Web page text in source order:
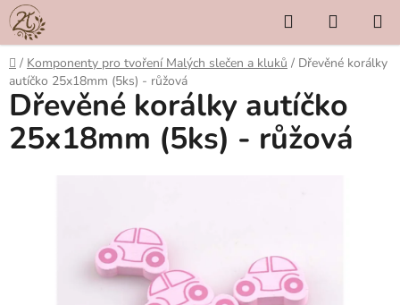
Přejít
na
obsah
Hledat
KOŠÍK
Domů
/ Komponenty pro tvoření Malých slečen a kluků / Dřevěné korálky
autíčko 25x18mm (5ks) - růžová
Dřevěné korálky autíčko
25x18mm (5ks) - růžová